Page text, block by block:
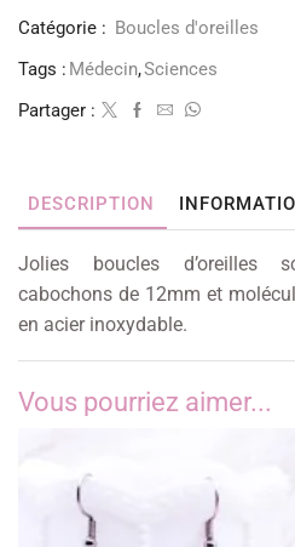
Catégorie : Boucles d'oreilles
Tags : Médecin,Sciences
Partager :
DESCRIPTION
Jolies boucles d’oreilles
cabochons de 12mm et
en acier inoxydable.
Vous pourriez aimer...